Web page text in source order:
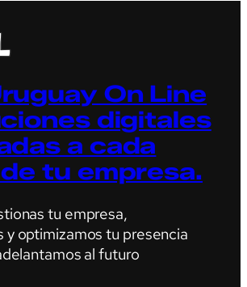
On Line
digitales
a cada
tu empresa.
tu empresa,
y optimizamos tu presencia
al futuro